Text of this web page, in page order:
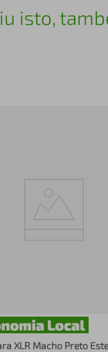
isto,
XLR Macho Preto